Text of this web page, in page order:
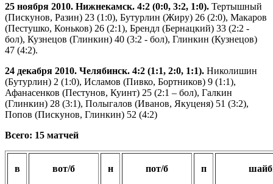
25 ноября 2010. Нижнекамск. 4:2 (0:0, 3:2, 1:0). Тертышный
(Пискунов, Разин) 23 (1:0), Бутурлин (Жиру) 26 (2:0), Макаров
(Пестушко, Коньков) 26 (2:1), Брендл (Бернацкий) 33 (2:2 -
бол), Кузнецов (Глинкин) 40 (3:2 - бол), Глинкин (Кузнецов)
47 (4:2).
24 декабря 2010. Челябинск. 4:2 (1:1, 2:0, 1:1). Николишин
(Бутурлин) 2 (1:0), Исламов (Пивко, Бортников) 9 (1:1),
Афанасенков (Пестунов, Куинт) 25 (2:1 – бол), Галкин
(Глинкин) 28 (3:1), Полыгалов (Иванов, Якуценя) 51 (3:2),
Попов (Пискунов, Глинкин) 52 (4:2)
Всего: 15 матчей
в вот/б н пот/б п